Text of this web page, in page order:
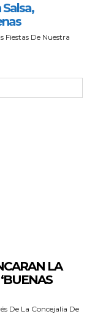
Fiestas De Nuestra
LA
De La Concejalía De